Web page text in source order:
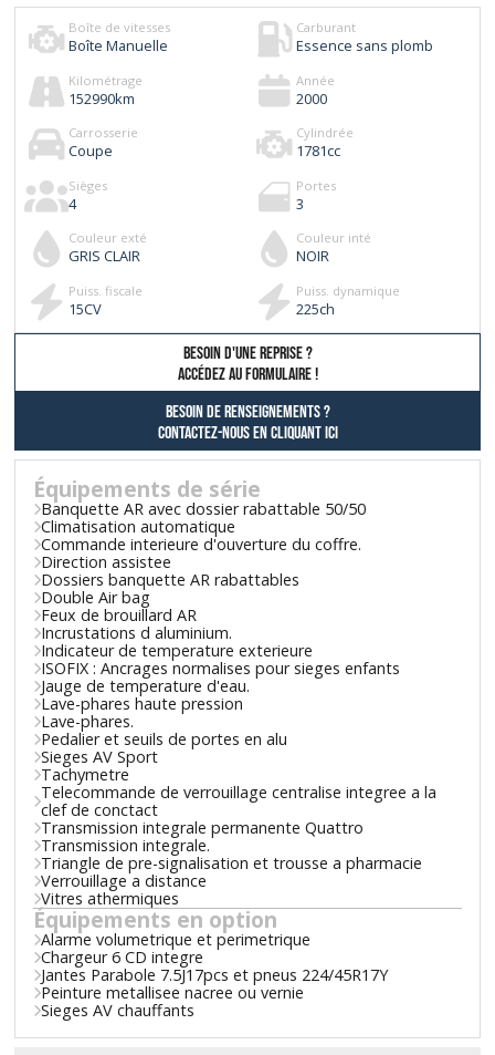
Boîte de vitesses
Boîte Manuelle
Carburant
Essence sans plomb
Kilométrage
152990km
Année
2000
Carrosserie
Coupe
Cylindrée
1781cc
Sièges
4
Portes
3
Couleur exté
GRIS CLAIR
Couleur inté
NOIR
Puiss. fiscale
15CV
Puiss. dynamique
225ch
besoin d'une reprise ?
AccÉdez au formulaire !
Besoin de renseignements ?
contactez-nous en cliquant ici
Équipements de série
Banquette AR avec dossier rabattable 50/50
Climatisation automatique
Commande interieure d'ouverture du coffre.
Direction assistee
Dossiers banquette AR rabattables
Double Air bag
Feux de brouillard AR
Incrustations d aluminium.
Indicateur de temperature exterieure
ISOFIX : Ancrages normalises pour sieges enfants
Jauge de temperature d'eau.
Lave-phares haute pression
Lave-phares.
Pedalier et seuils de portes en alu
Sieges AV Sport
Tachymetre
Telecommande de verrouillage centralise integree a la
clef de conctact
Transmission integrale permanente Quattro
Transmission integrale.
Triangle de pre-signalisation et trousse a pharmacie
Verrouillage a distance
Vitres athermiques
Équipements en option
Alarme volumetrique et perimetrique
Chargeur 6 CD integre
Jantes Parabole 7.5J17pcs et pneus 224/45R17Y
Peinture metallisee nacree ou vernie
Sieges AV chauffants